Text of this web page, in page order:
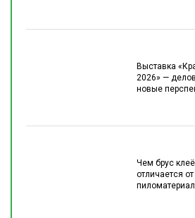
Выставка
2026» —
новые
Чем брус
отличается